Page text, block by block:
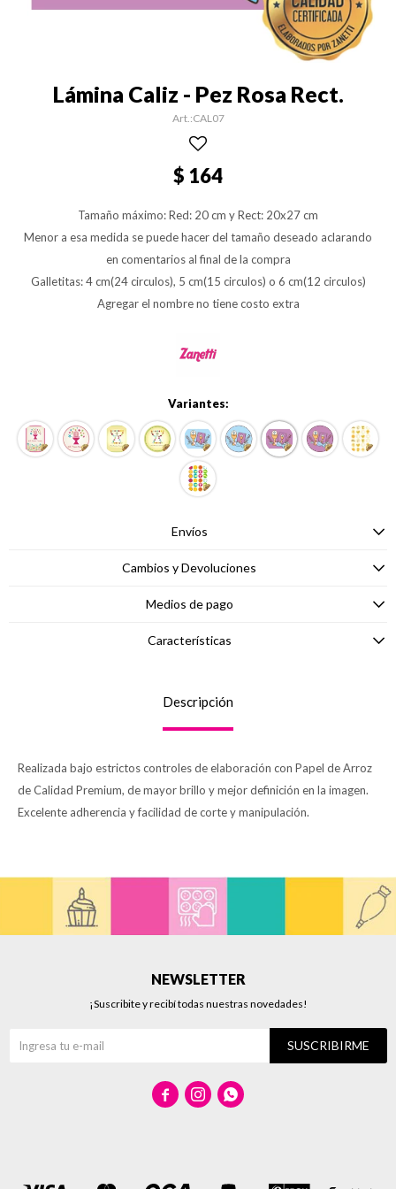
Lámina Caliz - Pez Rosa Rect.
CAL07
$ 164
Tamaño máximo: Red: 20 cm y Rect: 20x27 cm
Menor a esa medida se puede hacer del tamaño deseado aclarando
en comentarios al final de la compra
Galletitas: 4 cm(24 circulos), 5 cm(15 circulos) o 6 cm(12 circulos)
Agregar el nombre no tiene costo extra
Variantes:
Envíos
Cambios y Devoluciones
Medios de pago
Características
Descripción
Realizada bajo estrictos controles de elaboración con Papel de Arroz
de Calidad Premium, de mayor brillo y mejor definición en la imagen.
Excelente adherencia y facilidad de corte y manipulación.
NEWSLETTER
¡Suscribite y recibí todas nuestras novedades!
SUSCRIBIRME
  